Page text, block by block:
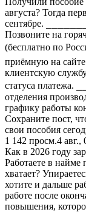
августа? Тогда
сентябре.
Позвоните на
(бесплатно по
приёмную на
клиентскую
статуса платежа.
отделения
графику работы
Сохраните пост,
свои пособия
1 142 просм.4 авг.,
Как в 2026 году
Работаете в найме
хватает?
хотите и дальше
работе после
повышения,